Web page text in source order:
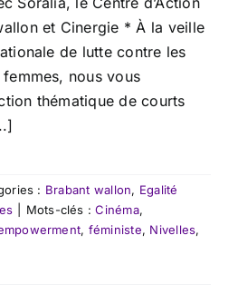
et Cinergie * À la veille
de lutte contre les
nous vous
thématique de courts
: Brabant wallon, Egalité
Mots-clés :Cinéma,
, féministe, Nivelles,